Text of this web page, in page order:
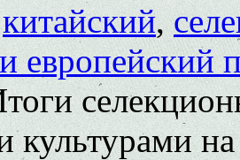
китайский,
европейский
культурами